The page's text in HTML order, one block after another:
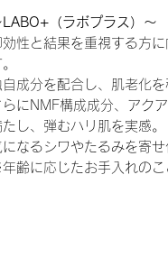
LABO+（ラボプラス）～
効性と結果を重視する方
自成分を配合し、肌老化を
らにNMF構成成分、アク
たし、弾むハリ肌を実感。
になるシワやたるみを寄
齢に応じたお手入れのこ